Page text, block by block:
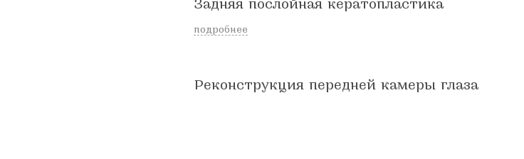
Задняя послойная кератопластика
подробнее
Реконструкция передней камеры глаза